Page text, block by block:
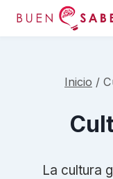
Saltar
Inicio /
La cultura